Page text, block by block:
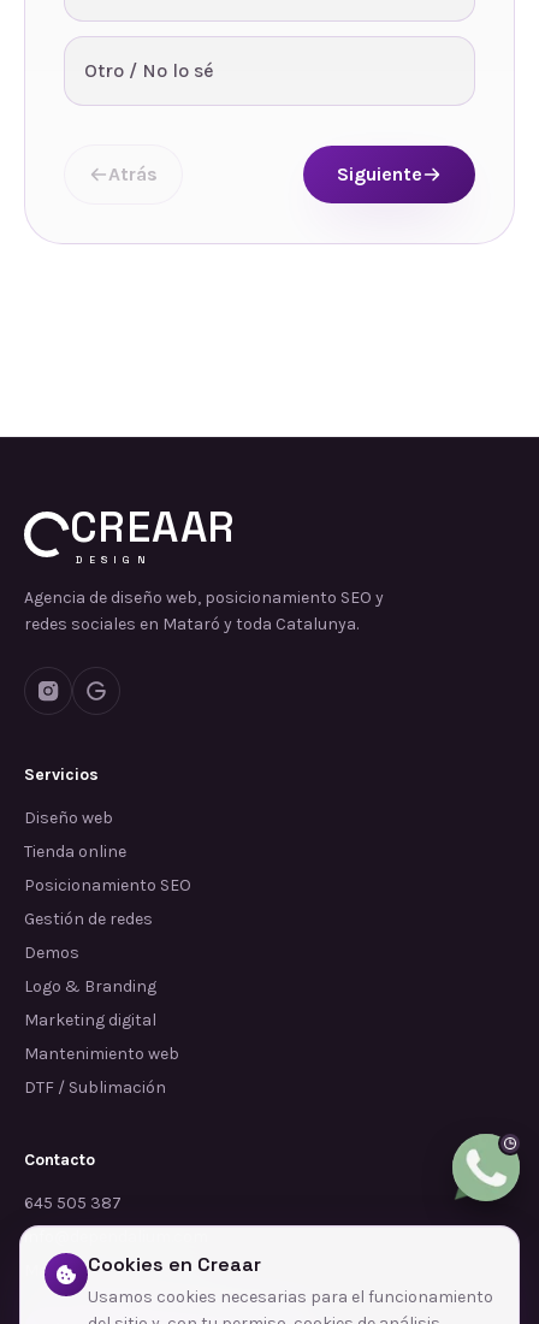
Otro / No lo sé
Atrás Siguiente
CREAAR
DESIGN
Agencia de diseño web, posicionamiento SEO y
redes sociales en Mataró y toda Catalunya.
Servicios
Diseño web
Tienda online
Posicionamiento SEO
Gestión de redes
Demos
Logo & Branding
Marketing digital
Mantenimiento web
DTF / Sublimación
Contacto
645 505 387
info@dependalium.com
Mataró (Barcelona)
Cookies en Creaar
Usamos cookies necesarias para el funcionamiento